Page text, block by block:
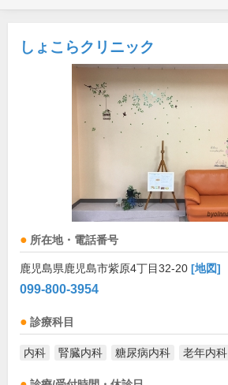
しょこらクリニック
所在地・電話番号
鹿児島県鹿児島市紫原4丁目32-20 [地図]
099-800-3954
診療科目
内科 腎臓内科 糖尿病内科 老年内科